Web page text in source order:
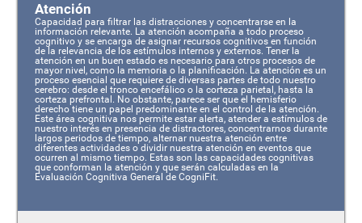
Atención
Capacidad para filtrar las distracciones y concentrarse en la
información relevante. La atención acompaña a todo proceso
cognitivo y se encarga de asignar recursos cognitivos en función
de la relevancia de los estímulos internos y externos. Tener la
atención en un buen estado es necesario para otros procesos de
mayor nivel, como la memoria o la planificación. La atención es un
proceso esencial que requiere de diversas partes de todo nuestro
cerebro: desde el tronco encefálico o la corteza parietal, hasta la
corteza prefrontal. No obstante, parece ser que el hemisferio
derecho tiene un papel predominante en el control de la atención.
Este área cognitiva nos permite estar alerta, atender a estímulos de
nuestro interés en presencia de distractores, concentrarnos durante
largos periodos de tiempo, alternar nuestra atención entre
diferentes actividades o dividir nuestra atención en eventos que
ocurren al mismo tiempo. Estas son las capacidades cognitivas
que conforman la atención y que serán calculadas en la
Evaluación Cognitiva General de CogniFit.